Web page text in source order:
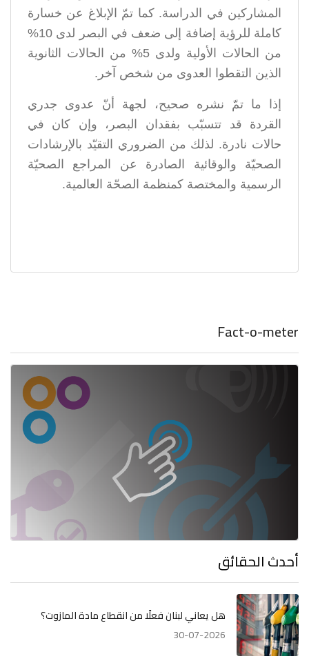
المشاركين في الدراسة. كما تمّ الإبلاغ عن خسارة
كاملة للرؤية إضافة إلى ضعف في البصر لدى 10%
من الحالات الأولية ولدى 5% من الحالات الثانوية
الذين التقطوا العدوى من شخص آخر.
إذا ما تمّ نشره صحيح، لجهة أنّ عدوى جدري
القردة قد تتسبّب بفقدان البصر، وإن كان في
حالات نادرة. لذلك من الضروري التقيّد بالإرشادات
الصحيّة والوقائية الصادرة عن المراجع الصحيّة
الرسمية والمختصة كمنظمة الصحّة العالمية.
Fact-o-meter
أحدث الحقائق
هل يعاني لبنان فعلًا من انقطاع مادة المازوت؟
30-07-2026